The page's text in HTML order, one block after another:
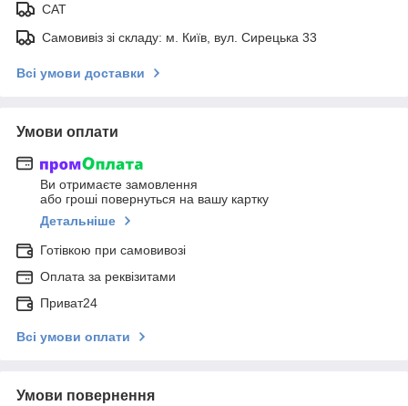
САТ
Самовивіз зі складу: м. Київ, вул. Сирецька 33
Всі умови доставки
Умови оплати
Ви отримаєте замовлення
або гроші повернуться на вашу картку
Детальніше
Готівкою при самовивозі
Оплата за реквізитами
Приват24
Всі умови оплати
Умови повернення